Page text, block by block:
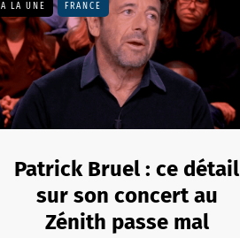
A LA UNE FRANCE
Patrick Bruel : ce détail
sur son concert au
Zénith passe mal